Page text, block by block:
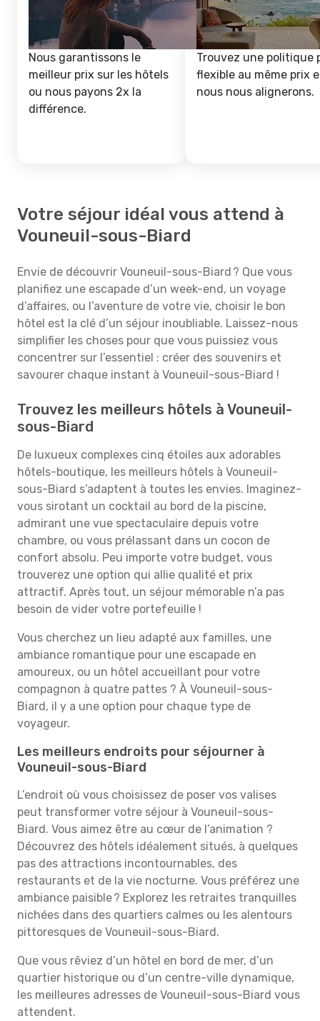
Nous garantissons le
meilleur prix sur les hôtels
ou nous payons 2x la
différence.
Trouvez une politique
flexible au même prix
nous nous alignerons.
Votre séjour idéal vous attend à
Vouneuil-sous-Biard
Envie de découvrir Vouneuil-sous-Biard ? Que vous
planifiez une escapade d’un week-end, un voyage
d’affaires, ou l’aventure de votre vie, choisir le bon
hôtel est la clé d’un séjour inoubliable. Laissez-nous
simplifier les choses pour que vous puissiez vous
concentrer sur l’essentiel : créer des souvenirs et
savourer chaque instant à Vouneuil-sous-Biard !
Trouvez les meilleurs hôtels à Vouneuil-
sous-Biard
De luxueux complexes cinq étoiles aux adorables
hôtels-boutique, les meilleurs hôtels à Vouneuil-
sous-Biard s’adaptent à toutes les envies. Imaginez-
vous sirotant un cocktail au bord de la piscine,
admirant une vue spectaculaire depuis votre
chambre, ou vous prélassant dans un cocon de
confort absolu. Peu importe votre budget, vous
trouverez une option qui allie qualité et prix
attractif. Après tout, un séjour mémorable n’a pas
besoin de vider votre portefeuille !
Vous cherchez un lieu adapté aux familles, une
ambiance romantique pour une escapade en
amoureux, ou un hôtel accueillant pour votre
compagnon à quatre pattes ? À Vouneuil-sous-
Biard, il y a une option pour chaque type de
voyageur.
Les meilleurs endroits pour séjourner à
Vouneuil-sous-Biard
L’endroit où vous choisissez de poser vos valises
peut transformer votre séjour à Vouneuil-sous-
Biard. Vous aimez être au cœur de l’animation ?
Découvrez des hôtels idéalement situés, à quelques
pas des attractions incontournables, des
restaurants et de la vie nocturne. Vous préférez une
ambiance paisible ? Explorez les retraites tranquilles
nichées dans des quartiers calmes ou les alentours
pittoresques de Vouneuil-sous-Biard.
Que vous rêviez d’un hôtel en bord de mer, d’un
quartier historique ou d’un centre-ville dynamique,
les meilleures adresses de Vouneuil-sous-Biard vous
attendent.